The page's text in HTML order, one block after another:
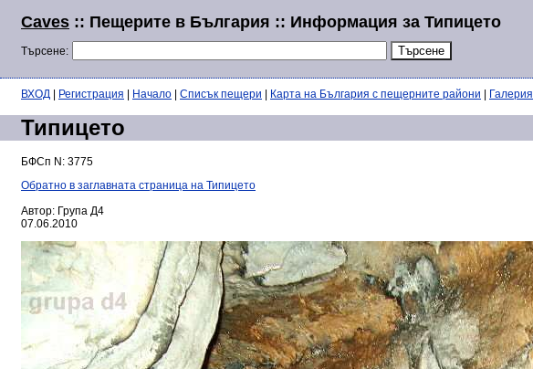
Caves :: Пещерите в България :: Информация за Типицето
Търсене:
ВХОД Регистрация Начало Списък пещери Карта на България с пещерните райони Галерия
Типицето
БФСп N: 3775
Обратно в заглавната страница на Типицето
Автор: Група Д4
07.06.2010